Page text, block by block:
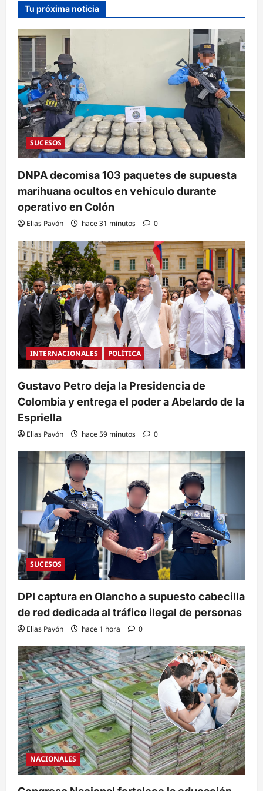
Tu próxima noticia
SUCESOS
DNPA decomisa 103 paquetes de supuesta
marihuana ocultos en vehículo durante
operativo en Colón
Elias Pavón hace 31 minutos 0
INTERNACIONALES POLÍTICA
Gustavo Petro deja la Presidencia de
Colombia y entrega el poder a Abelardo de la
Espriella
Elias Pavón hace 59 minutos 0
SUCESOS
DPI captura en Olancho a supuesto cabecilla
de red dedicada al tráfico ilegal de personas
Elias Pavón hace 1 hora 0
NACIONALES